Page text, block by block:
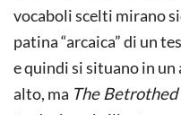
vocaboli scelti mirano
patina “arcaica” di un
e quindi si situano in
alto, ma The Betrothed